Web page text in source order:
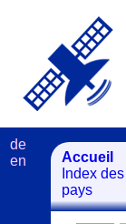
Accueil
Index des
pays
de
en